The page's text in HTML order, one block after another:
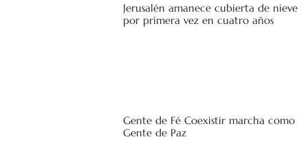
Jerusalén amanece cubierta de nieve
por primera vez en cuatro años
Gente de Fé Coexistir marcha como
Gente de Paz